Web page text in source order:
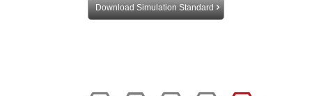
Download Simulation Standard